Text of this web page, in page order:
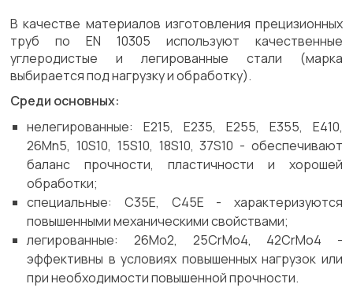
В качестве материалов изготовления прецизионных
труб по EN 10305 используют качественные
углеродистые и легированные стали (марка
выбирается под нагрузку и обработку).
Среди основных:
нелегированные: E215, E235, E255, E355, E410,
26Mn5, 10S10, 15S10, 18S10, 37S10 - обеспечивают
баланс прочности, пластичности и хорошей
обработки;
специальные: C35E, C45E - характеризуются
повышенными механическими свойствами;
легированные: 26Mo2, 25CrMo4, 42CrMo4 -
эффективны в условиях повышенных нагрузок или
при необходимости повышенной прочности.